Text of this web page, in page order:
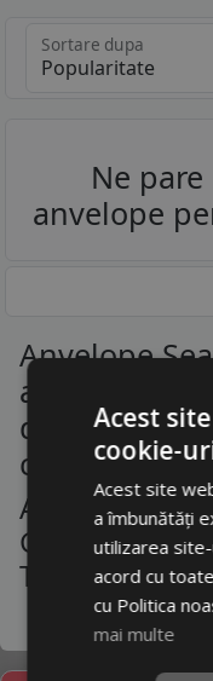
185/55R15
195/55R15
195/55R16
205/45R16
215/45R16
205/40R17
215/40R17
215/45R17
Sortare dupa
Ne
anvelope
Anvelope
anvelopele
de masini la
corect
Anvelope Seat
Gama Variata
Top
Acest
cookie-
Acest site
a îmbunătăți
utilizarea
acord cu
cu Politica
mai multe